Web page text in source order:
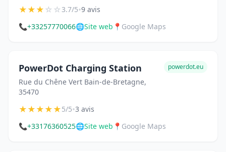
★★★☆☆3.7/5•9 avis
📞+33257770066🌐Site web 📍 Google Maps
PowerDot Charging Station
Rue du Chêne Vert Bain-de-Bretagne,
35470
powerdot.eu
★★★★★5/5•3 avis
📞+33176360525🌐Site web 📍 Google Maps